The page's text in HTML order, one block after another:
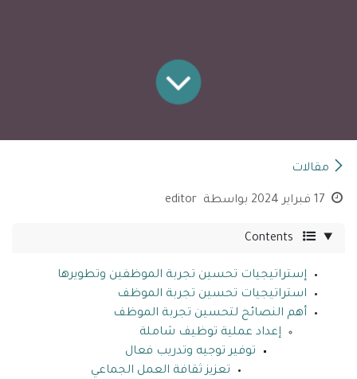
مقالات
17 فبراير 2024 بواسطة editor
Contents
إستراتيجيات تحسين تجربة الموظفين وتطويرها
استراتيجيات تحسين تجربة الموظف
أهم النصائح لتحسين تجربة الموظف
إعداد عملية توظيف شاملة
توفير توجيه وتدريب فعال
تعزيز ثقافة العمل الجماعي